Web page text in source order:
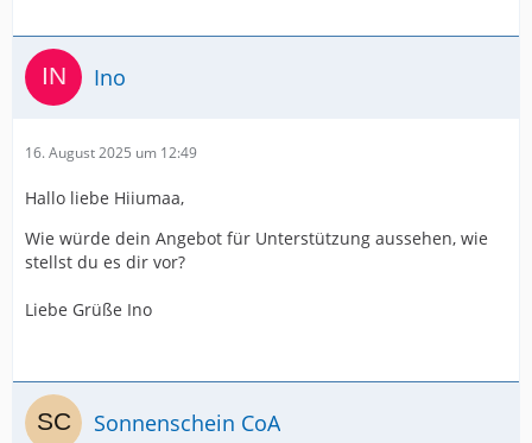
Ino
16. August 2025 um 12:49
Hallo liebe Hiiumaa,
Wie würde dein Angebot für Unterstützung aussehen, wie
stellst du es dir vor?
Liebe Grüße Ino
Sonnenschein CoA